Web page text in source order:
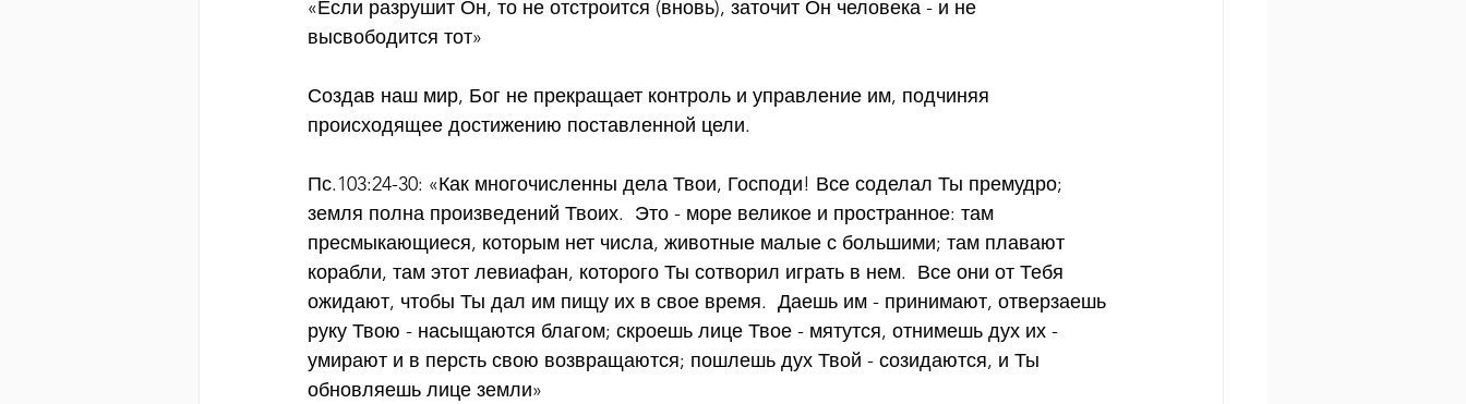
«Если разрушит Он, то не отстроится (вновь), заточит Он человека - и не
высвободится тот»
Создав наш мир, Бог не прекращает контроль и управление им, подчиняя
происходящее достижению поставленной цели.
Пс.103:24-30: «Как многочисленны дела Твои, Господи! Все соделал Ты премудро;
земля полна произведений Твоих.  Это - море великое и пространное: там
пресмыкающиеся, которым нет числа, животные малые с большими; там плавают
корабли, там этот левиафан, которого Ты сотворил играть в нем.  Все они от Тебя
ожидают, чтобы Ты дал им пищу их в свое время.  Даешь им - принимают, отверзаешь
руку Твою - насыщаются благом; скроешь лице Твое - мятутся, отнимешь дух их -
умирают и в персть свою возвращаются; пошлешь дух Твой - созидаются, и Ты
обновляешь лице земли»